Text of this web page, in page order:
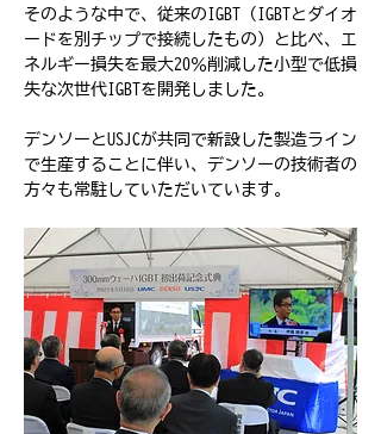
そのような中で、従来のIGBT（IGBTとダイオ
ードを別チップで接続したもの）と比べ、エ
ネルギー損失を最大20％削減した小型で低損
失な次世代IGBTを開発しました。
デンソーとUSJCが共同で新設した製造ライン
で生産することに伴い、デンソーの技術者の
方々も常駐していただいています。